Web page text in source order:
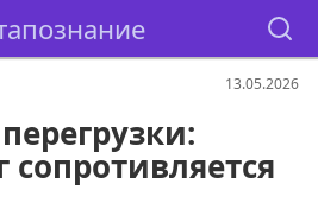
13.05.2026